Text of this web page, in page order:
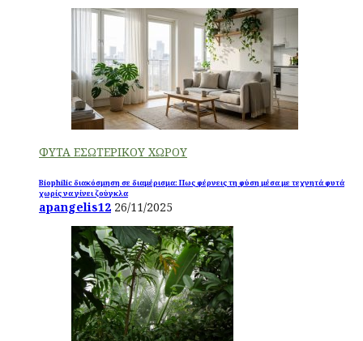
ΦΥΤΑ ΕΣΩΤΕΡΙΚΟΥ ΧΩΡΟΥ
Biophilic διακόσμηση σε διαμέρισμα: Πως φέρνεις τη φύση μέσα με τεχνητά φυτά
χωρίς να γίνει ζούγκλα
apangelis12 26/11/2025